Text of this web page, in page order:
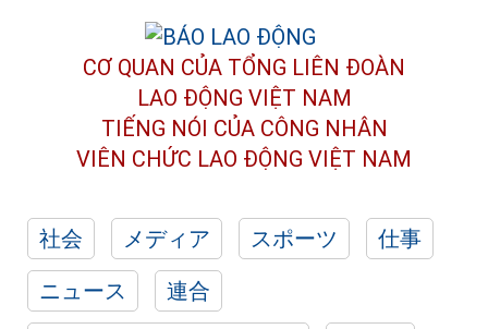
CƠ QUAN CỦA TỔNG LIÊN ĐOÀN
LAO ĐỘNG VIỆT NAM
TIẾNG NÓI CỦA CÔNG NHÂN
VIÊN CHỨC LAO ĐỘNG VIỆT NAM
社会 メディア スポーツ
仕事
ニュース
連合